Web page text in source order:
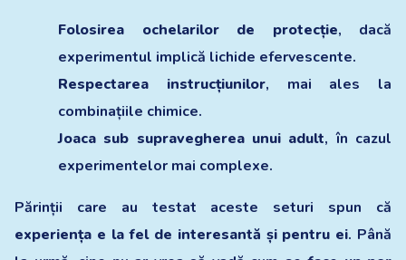
Folosirea ochelarilor de protecție, dacă
experimentul implică lichide efervescente.
Respectarea instrucțiunilor, mai ales la
combinațiile chimice.
Joaca sub supravegherea unui adult, în cazul
experimentelor mai complexe.
Părinții care au testat aceste seturi spun că
experiența e la fel de interesantă și pentru ei. Până